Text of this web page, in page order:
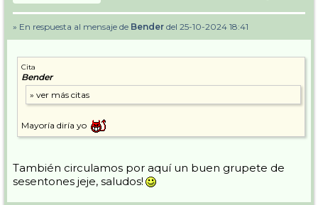
» En respuesta al mensaje de Bender del 25-10-2024 18:41
Cita
Bender
Mayoría diría yo
También circulamos por aquí un buen grupete de
sesentones jeje, saludos!